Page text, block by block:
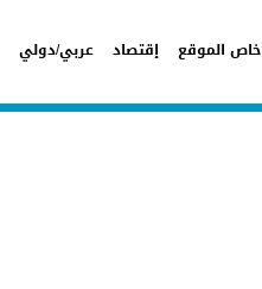
خاص الموقع إقتصاد عربي/دولي